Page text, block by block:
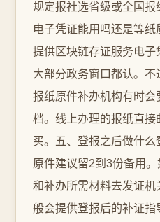
规定报社选省级或全国
电子凭证能用吗还是等
提供区块链存证服务电
大部分政务窗口都认。
报纸原件补办机构有时
档。线上办理的报纸直
买。五、登报之后做什
原件建议留2到3份备用
和补办所需材料去发证
般会提供登报后的补证指